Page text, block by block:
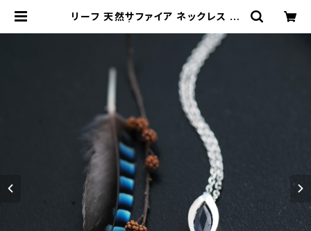
リーフ 天然サファイア ネックレス シ
oud-jewelry) レディース メンズ ア
クセサリー ネックレス ピアス 指輪 ギ